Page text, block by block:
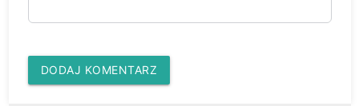
DODAJ KOMENTARZ